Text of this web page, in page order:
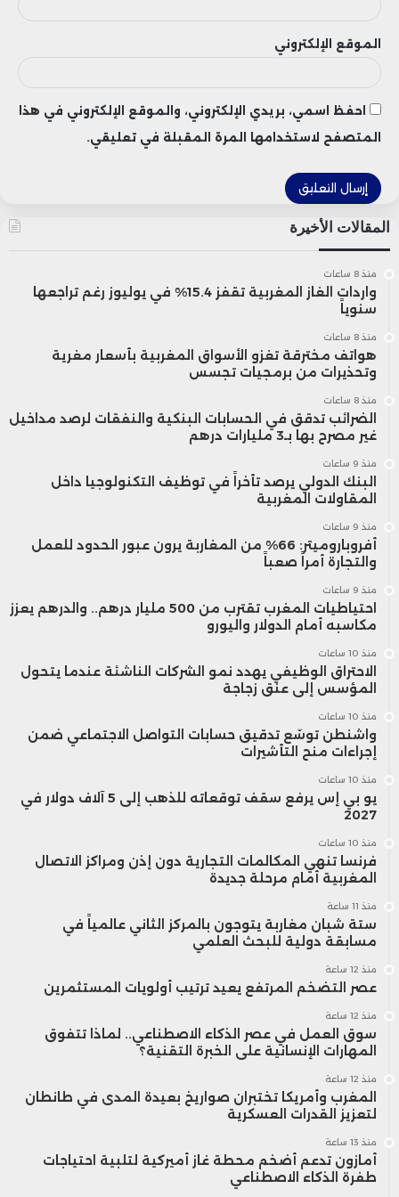
وفي تصريحات صحفية، قال ريش: “ليس سرًا
أن القوى المعادية من الصين إلى روسيا،
ومن كوريا الشمالية إلى إيران، قد تشكلت
المتحدة”.
وأضاف: “نحن بحاجة إلى قائد دبلوماسي
ثابت المبدأ ويركز على العمل، مثل ماركو
روبيو، لمواجهة هذه التحديات”.
الموقع الإلكتروني
احفظ اسمي، بريدي الإلكتروني، والموقع الإلكتروني في هذا
المتصفح لاستخدامها المرة المقبلة في تعليقي.
المقالات الأخيرة
منذ 8 ساعات
واردات الغاز المغربية تقفز 15.4% في يوليوز رغم تراجعها
سنوياً
منذ 8 ساعات
هواتف مخترقة تغزو الأسواق المغربية بأسعار مغرية
وتحذيرات من برمجيات تجسس
منذ 8 ساعات
الضرائب تدقق في الحسابات البنكية والنفقات لرصد مداخيل
غير مصرح بها بـ3 مليارات درهم
منذ 9 ساعات
البنك الدولي يرصد تأخراً في توظيف التكنولوجيا داخل
المقاولات المغربية
منذ 9 ساعات
أفروباروميتر: 66% من المغاربة يرون عبور الحدود للعمل
والتجارة أمراً صعباً
منذ 9 ساعات
احتياطيات المغرب تقترب من 500 مليار درهم.. والدرهم يعزز
مكاسبه أمام الدولار واليورو
منذ 10 ساعات
الاحتراق الوظيفي يهدد نمو الشركات الناشئة عندما يتحول
المؤسس إلى عنق زجاجة
منذ 10 ساعات
واشنطن توسّع تدقيق حسابات التواصل الاجتماعي ضمن
إجراءات منح التأشيرات
منذ 10 ساعات
يو بي إس يرفع سقف توقعاته للذهب إلى 5 آلاف دولار في
2027
منذ 10 ساعات
فرنسا تنهي المكالمات التجارية دون إذن ومراكز الاتصال
المغربية أمام مرحلة جديدة
منذ 11 ساعة
ستة شبان مغاربة يتوجون بالمركز الثاني عالمياً في
مسابقة دولية للبحث العلمي
منذ 12 ساعة
عصر التضخم المرتفع يعيد ترتيب أولويات المستثمرين
منذ 12 ساعة
سوق العمل في عصر الذكاء الاصطناعي.. لماذا تتفوق
المهارات الإنسانية على الخبرة التقنية؟
منذ 12 ساعة
المغرب وأمريكا تختبران صواريخ بعيدة المدى في طانطان
لتعزيز القدرات العسكرية
منذ 13 ساعة
أمازون تدعم أضخم محطة غاز أميركية لتلبية احتياجات
طفرة الذكاء الاصطناعي